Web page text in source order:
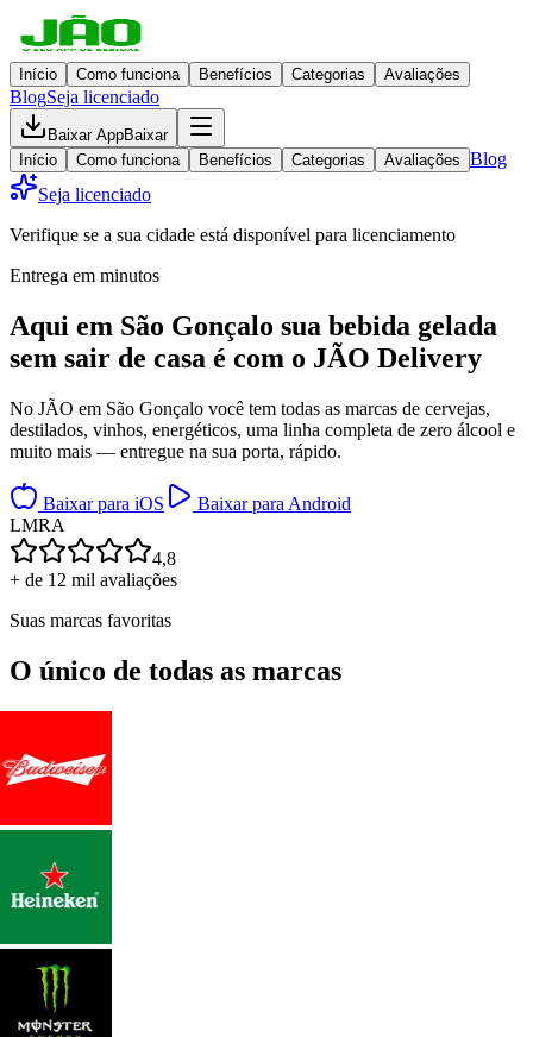
Início Como funciona Benefícios Categorias Avaliações
BlogSeja licenciado
Baixar AppBaixar
Início
Como funciona Benefícios Categorias Avaliações Blog
Seja licenciado
Verifique se a sua cidade está disponível para licenciamento
Entrega em minutos
Aqui em São Gonçalo sua bebida gelada
sem sair de casa é com o JÃO Delivery
No JÃO em São Gonçalo você tem todas as marcas de cervejas,
destilados, vinhos, energéticos, uma linha completa de zero álcool e
muito mais — entregue na sua porta, rápido.
Baixar para iOS
Baixar para Android
LMRA
4,8
+ de 12 mil avaliações
Suas marcas favoritas
O único de todas as marcas